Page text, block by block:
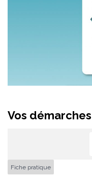
Vos
Fiche pratique